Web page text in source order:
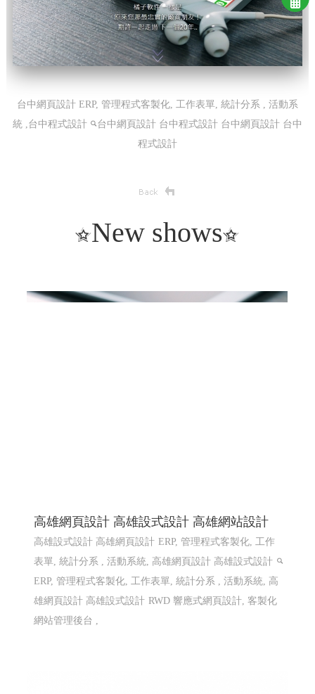
台中網頁設計 ERP, 管理程式客製化, 工作表單, 統計分系 , 活動系
統 ,台中程式設計
台中網頁設計 台中程式設計 台中網頁設計 台中
程式設計
New shows
高雄網頁設計 高雄設式設計 高雄網站設計
高雄設式設計 高雄網頁設計 ERP, 管理程式客製化, 工作
表單, 統計分系 , 活動系統, 高雄網頁設計 高雄設式設計
ERP, 管理程式客製化, 工作表單, 統計分系 , 活動系統, 高
雄網頁設計 高雄設式設計 RWD 響應式網頁設計, 客製化
網站管理後台 ,